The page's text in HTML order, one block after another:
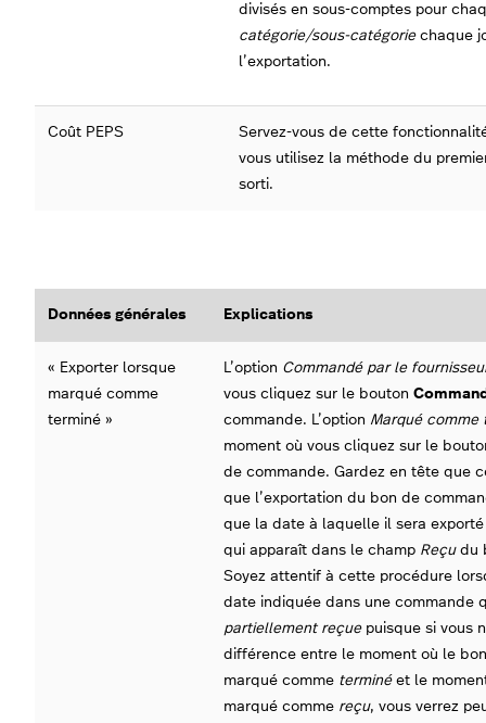
divisés en sous-comptes pour
catégorie/sous-catégorie chaque
l’exportation.
Coût PEPS
Servez-vous de cette
vous utilisez la méthode du
sorti.
Données générales Explications
« Exporter lorsque
marqué comme
terminé »
L’option Commandé par le
vous cliquez sur le bouton
commande. L’option Marqué comme
moment où vous cliquez sur le
de commande. Gardez en tête que
que l’exportation du bon de
que la date à laquelle il sera
qui apparaît dans le champ Reçudu
Soyez attentif à cette procédure
date indiquée dans une commande
partiellement reçuepuisque si vous
différence entre le moment où le
marqué comme terminé et le
marqué comme reçu, vous verrez